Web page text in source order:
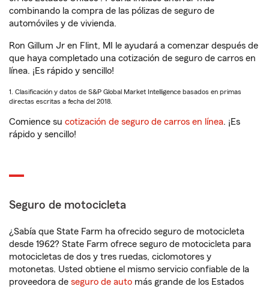
combinando la compra de las pólizas de seguro de
automóviles y de vivienda.
Ron Gillum Jr en Flint, MI le ayudará a comenzar después de
que haya completado una cotización de seguro de carros en
línea. ¡Es rápido y sencillo!
1. Clasificación y datos de S&P Global Market Intelligence basados en primas
directas escritas a fecha del 2018.
Comience su cotización de seguro de carros en línea. ¡Es
rápido y sencillo!
Seguro de motocicleta
¿Sabía que State Farm ha ofrecido seguro de motocicleta
desde 1962? State Farm ofrece seguro de motocicleta para
motocicletas de dos y tres ruedas, ciclomotores y
motonetas. Usted obtiene el mismo servicio confiable de la
proveedora de seguro de auto más grande de los Estados